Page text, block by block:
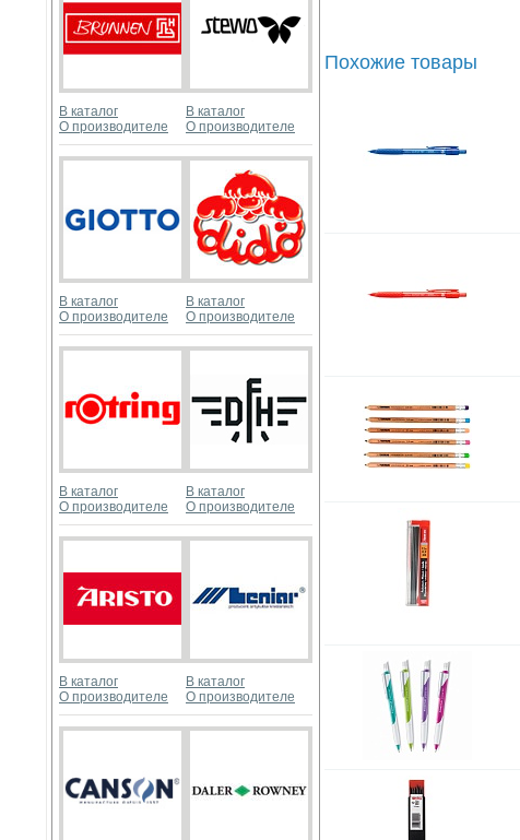
В каталог
О производителе
В каталог
О производителе
В каталог
О производителе
В каталог
О производителе
В каталог
О производителе
В каталог
О производителе
В каталог
О производителе
В каталог
О производителе
Похожие товары